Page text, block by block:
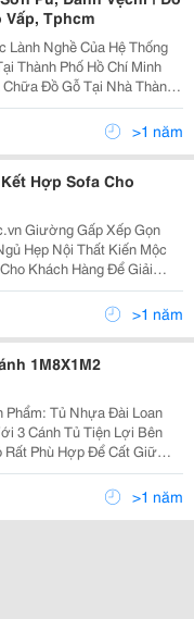
Vấp, Tphcm
Lành Nghề Của Hệ Thống
Thành Phố Hồ Chí Minh
Cửa Sổ, Cửa Thông
Đóng Hư Hỏng Cong>1 năm
Hợp Sofa Cho
Gọn
Hẹp Nội Thất Kiến Mộc
Khách Hàng Để Giải
Tích Nhỏ. Ngày Nay Cùng
Của Những Đô Thị>1 năm
1M8X1M2
Đài Loan
3 Cánh Tủ Tiện Lợi Bên
Rất Phù Hợp Để Cất Giữ
Thiết Cho Bé Và Cả Gia
Nhã Và Sa
>1 năm